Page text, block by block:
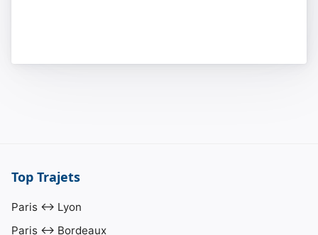
Top Trajets
Paris ↔ Lyon
Paris ↔ Bordeaux